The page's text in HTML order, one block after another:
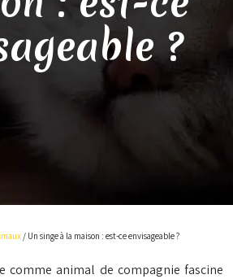
?
/ Un singe à la maison : est-ce envisageable ?
comme animal de compagnie fascine